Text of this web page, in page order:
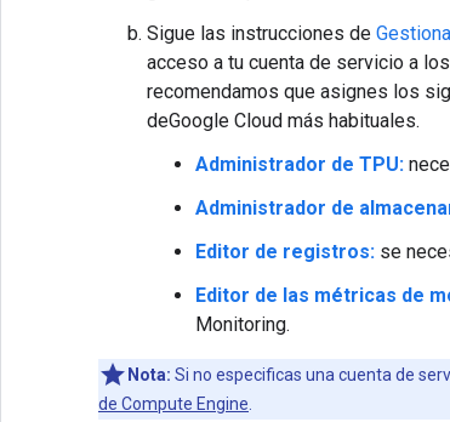
Sigue las instrucciones de
acceso a tu cuenta de servicio a
recomendamos que asignes los
deGoogle Cloud más habituales.
Administrador de TPU:
Administrador de
Editor de registros: se
Editor de las métricas de
Monitoring.
Nota: Si no especificas una cuenta de
de Compute Engine